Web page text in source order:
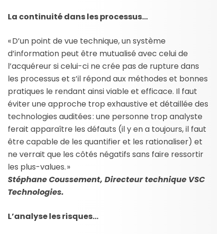
La continuité dans les processus…
« D’un point de vue technique, un système
d’information peut être mutualisé avec celui de
l’acquéreur si celui-ci ne crée pas de rupture dans
les processus et s’il répond aux méthodes et bonnes
pratiques le rendant ainsi viable et efficace. Il faut
éviter une approche trop exhaustive et détaillée des
technologies auditées : une personne trop analyste
ferait apparaître les défauts (il y en a toujours, il faut
être capable de les quantifier et les rationaliser) et
ne verrait que les côtés négatifs sans faire ressortir
les plus-values. »
Stéphane Coussement, Directeur technique VSC
Technologies.
L’analyse les risques…